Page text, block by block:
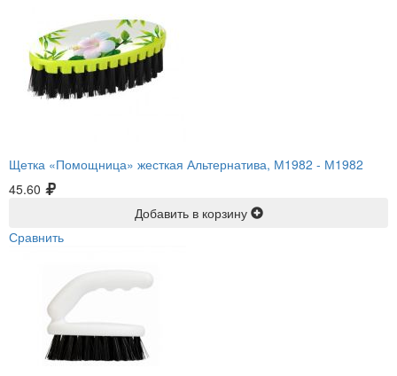
Щетка «Помощница» жесткая Альтернатива, М1982 - М1982
45.60
Добавить в корзину
Сравнить